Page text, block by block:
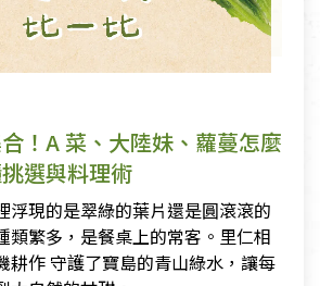
！A 菜、大陸妹、蘿蔓怎麼
選與料理術
浮現的是翠綠的葉片還是圓滾滾的
類繁多，是餐桌上的常客。里仁相
耕作 守護了寶島的青山綠水，讓每